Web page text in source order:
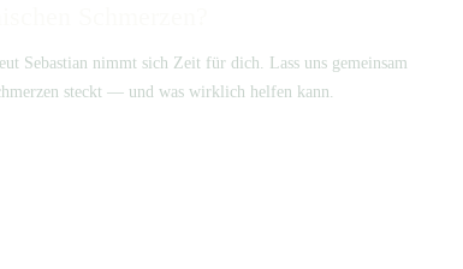
Sebastian nimmt sich Zeit für dich. Lass uns gemeinsam
steckt — und was wirklich helfen kann.